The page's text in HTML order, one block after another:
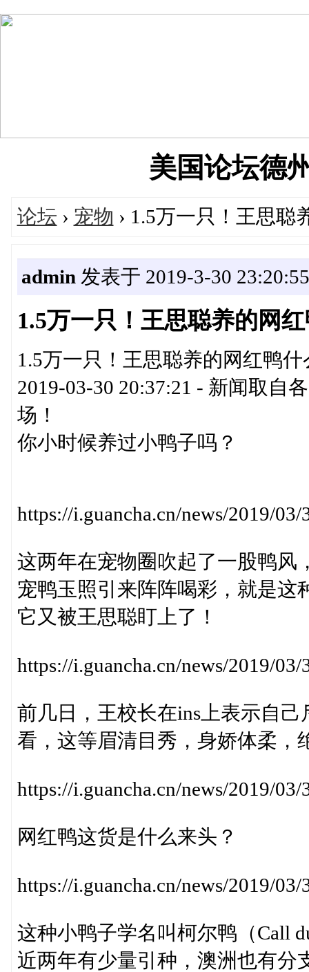
美国论坛德
论坛 › 宠物 › 1.5万一只！王思
admin 发表于 2019-3-30 23:20:55
1.5万一只！王思聪养的网
1.5万一只！王思聪养的网红鸭
2019-03-30 20:37:21 - 新闻取自
场！
你小时候养过小鸭子吗？
https://i.guancha.cn/news/2019/
这两年在宠物圈吹起了一股鸭风
宠鸭玉照引来阵阵喝彩，就是这
它又被王思聪盯上了！
https://i.guancha.cn/news/2019/
前几日，王校长在ins上表示自
看，这等眉清目秀，身娇体柔，
https://i.guancha.cn/news/2019/
网红鸭这货是什么来头？
https://i.guancha.cn/news/2019/
这种小鸭子学名叫柯尔鸭（Call
近两年有少量引种，澳洲也有分